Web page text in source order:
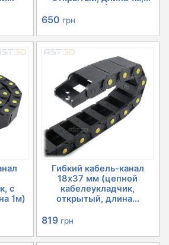
ЧПУ)
650 грн
с
1м)
Гибкий кабель-канал
18х37 мм (цепной
кабелеукладчик,
открытый, длина...
819 грн